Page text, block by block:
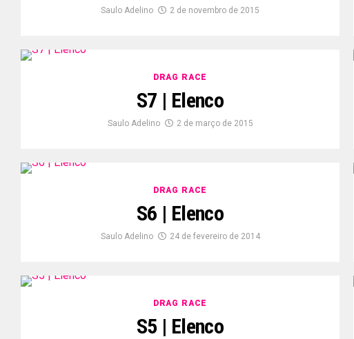
Saulo Adelino 2 de novembro de 2015
DRAG RACE
S7 | Elenco
Saulo Adelino 2 de março de 2015
DRAG RACE
S6 | Elenco
Saulo Adelino 24 de fevereiro de 2014
DRAG RACE
S5 | Elenco